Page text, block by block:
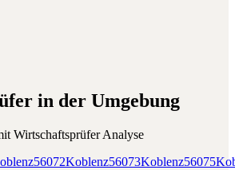
in der Umgebung
WirtschaftsprüferAnalyse
56072Koblenz56073Koblenz56075